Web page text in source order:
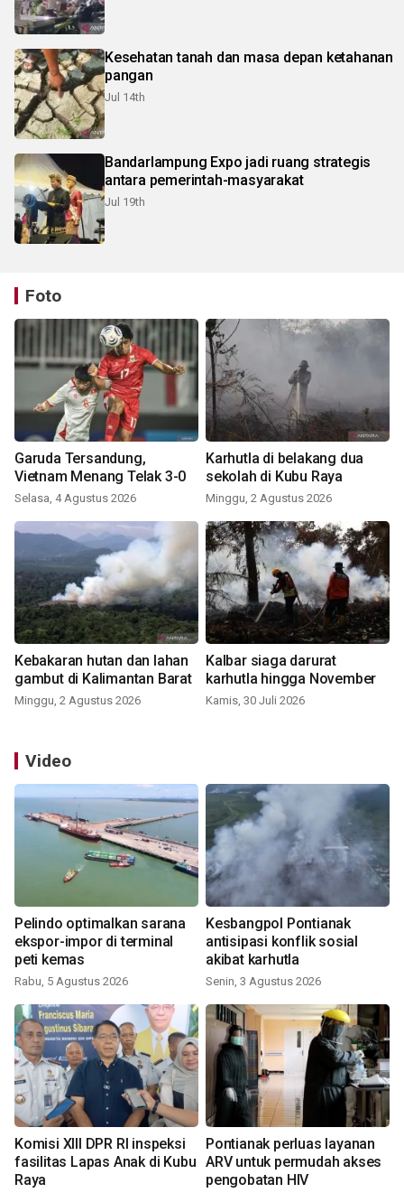
Kesehatan tanah dan masa depan ketahanan
pangan
Jul 14th
Bandarlampung Expo jadi ruang strategis
antara pemerintah-masyarakat
Jul 19th
Foto
Garuda Tersandung,
Vietnam Menang Telak 3-0
Selasa, 4 Agustus 2026
Karhutla di belakang dua
sekolah di Kubu Raya
Minggu, 2 Agustus 2026
Kebakaran hutan dan lahan
gambut di Kalimantan Barat
Minggu, 2 Agustus 2026
Kalbar siaga darurat
karhutla hingga November
Kamis, 30 Juli 2026
Video
Pelindo optimalkan sarana
ekspor-impor di terminal
peti kemas
Rabu, 5 Agustus 2026
Kesbangpol Pontianak
antisipasi konflik sosial
akibat karhutla
Senin, 3 Agustus 2026
Komisi XIII DPR RI inspeksi
fasilitas Lapas Anak di Kubu
Raya
Pontianak perluas layanan
ARV untuk permudah akses
pengobatan HIV